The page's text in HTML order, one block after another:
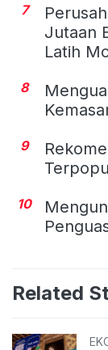
7
Jutaan
Latih
8
9
10
Related